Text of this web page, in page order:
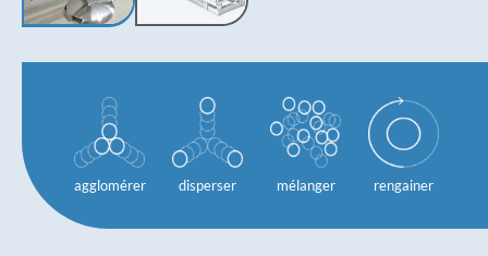
agglomérer disperser mélanger rengainer